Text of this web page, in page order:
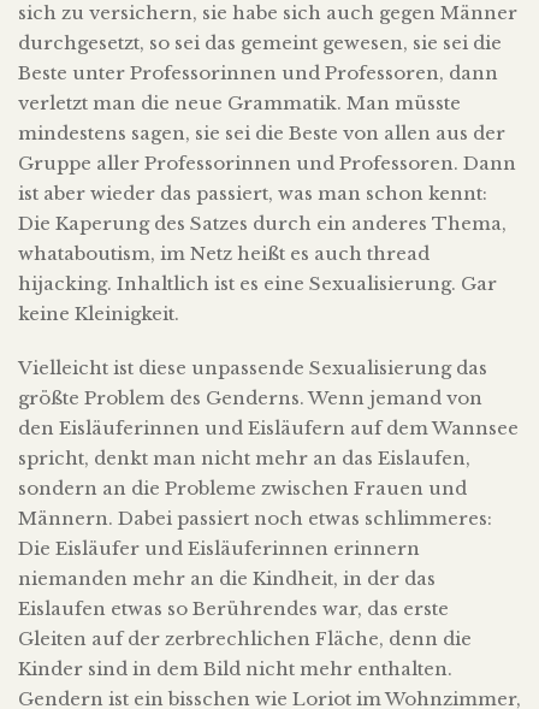
sich zu versichern, sie habe sich auch gegen Männer
durchgesetzt, so sei das gemeint gewesen, sie sei die
Beste unter Professorinnen und Professoren, dann
verletzt man die neue Grammatik. Man müsste
mindestens sagen, sie sei die Beste von allen aus der
Gruppe aller Professorinnen und Professoren. Dann
ist aber wieder das passiert, was man schon kennt:
Die Kaperung des Satzes durch ein anderes Thema,
whataboutism, im Netz heißt es auch thread
hijacking. Inhaltlich ist es eine Sexualisierung. Gar
keine Kleinigkeit.
Vielleicht ist diese unpassende Sexualisierung das
größte Problem des Genderns. Wenn jemand von
den Eisläuferinnen und Eisläufern auf dem Wannsee
spricht, denkt man nicht mehr an das Eislaufen,
sondern an die Probleme zwischen Frauen und
Männern. Dabei passiert noch etwas schlimmeres:
Die Eisläufer und Eisläuferinnen erinnern
niemanden mehr an die Kindheit, in der das
Eislaufen etwas so Berührendes war, das erste
Gleiten auf der zerbrechlichen Fläche, denn die
Kinder sind in dem Bild nicht mehr enthalten.
Gendern ist ein bisschen wie Loriot im Wohnzimmer,